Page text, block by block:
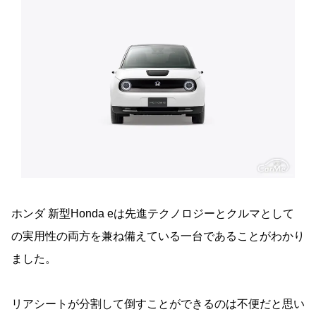
ホンダ 新型Honda eは先進テクノロジーとクルマとして
の実用性の両方を兼ね備えている一台であることがわかり
ました。
リアシートが分割して倒すことができるのは不便だと思い